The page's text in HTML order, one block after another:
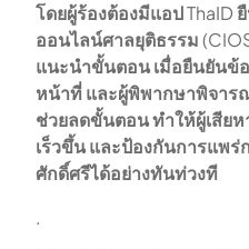
โดยผู้ร้องต้องมีแอปThaID
ออนไลน์ศาลยุติธรรม
แนะนำขั้นตอนเมื่อยืนยันข้
หน้าที่และผู้พิพากษาพิจา
ช่วยลดขั้นตอนทำให้ผู้เสีย
เร็วขึ้นและป้องกันการแพร่
ศักดิ์ศรีได้อย่างทันท่วงที
.